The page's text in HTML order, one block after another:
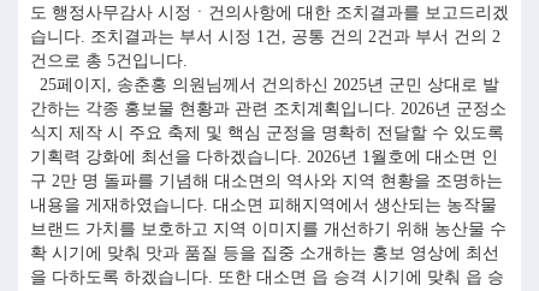
도 행정사무감사 시정ㆍ건의사항에 대한 조치결과를 보고드리겠
습니다. 조치결과는 부서 시정 1건, 공통 건의 2건과 부서 건의 2
건으로 총 5건입니다.
25페이지, 송춘홍 의원님께서 건의하신 2025년 군민 상대로 발
간하는 각종 홍보물 현황과 관련 조치계획입니다. 2026년 군정소
식지 제작 시 주요 축제 및 핵심 군정을 명확히 전달할 수 있도록
기획력 강화에 최선을 다하겠습니다. 2026년 1월호에 대소면 인
구 2만 명 돌파를 기념해 대소면의 역사와 지역 현황을 조명하는
내용을 게재하였습니다. 대소면 피해지역에서 생산되는 농작물
브랜드 가치를 보호하고 지역 이미지를 개선하기 위해 농산물 수
확 시기에 맞춰 맛과 품질 등을 집중 소개하는 홍보 영상에 최선
을 다하도록 하겠습니다. 또한 대소면 읍 승격 시기에 맞춰 읍 승